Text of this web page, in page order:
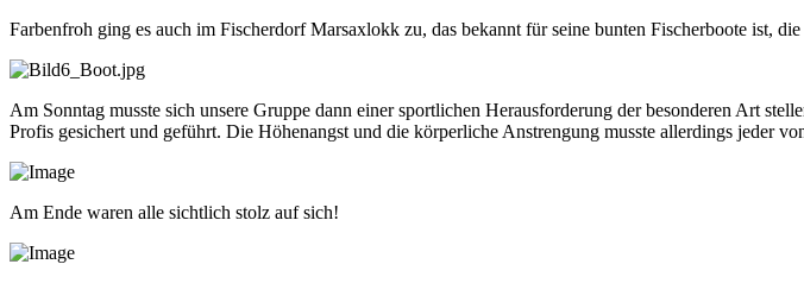
Farbenfroh ging es auch im Fischerdorf Marsaxlokk zu, das bekannt für seine bunten Fischerboote ist,
Am Sonntag musste sich unsere Gruppe dann einer sportlichen Herausforderung der besonderen Art
Profis gesichert und geführt. Die Höhenangst und die körperliche Anstrengung musste allerdings jeder
Am Ende waren alle sichtlich stolz auf sich!